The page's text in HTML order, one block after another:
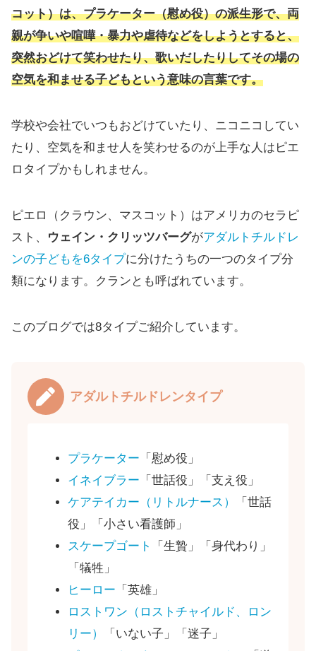
コット）は、プラケーター（慰め役）の派生形で、両
親が争いや喧嘩・暴力や虐待などをしようとすると、
突然おどけて笑わせたり、歌いだしたりしてその場の
空気を和ませる子どもという意味の言葉です。
学校や会社でいつもおどけていたり、ニコニコしてい
たり、空気を和ませ人を笑わせるのが上手な人はピエ
ロタイプかもしれません。
ピエロ（クラウン、マスコット）はアメリカのセラピ
スト、
ウェイン・クリッツバーグがアダルトチルドレ
ンの子どもを6タイプに分けたうちの一つのタイプ分
類になります。クランとも呼ばれています。
このブログでは8タイプご紹介しています。
アダルトチルドレンタイプ
プラケーター 「慰め役」
イネイブラー 「世話役」「支え役」
ケアテイカー（リトルナース）
「世話
役」「小さい看護師」
スケープゴート
「生贄」「身代わり」
「犠牲」
ヒーロー 「英雄」
ロストワン（ロストチャイルド、ロン
リー）
「いない子」「迷子」